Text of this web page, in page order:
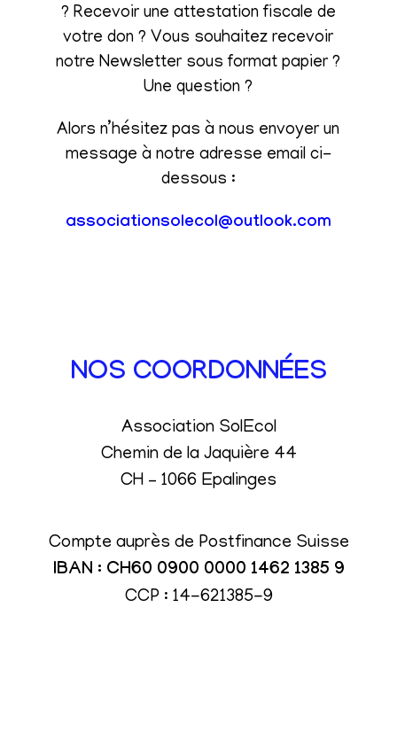
? Recevoir une attestation fiscale de
votre don ? Vous souhaitez recevoir
notre Newsletter sous format papier ?
Une question ?
Alors n’hésitez pas à nous envoyer un
message à notre adresse email ci-
dessous :
associationsolecol@outlook.com
NOS COORDONNÉES
Association SolEcol
Chemin de la Jaquière 44
CH – 1066 Epalinges
Compte auprès de Postfinance Suisse
IBAN : CH60 0900 0000 1462 1385 9
CCP : 14-621385-9